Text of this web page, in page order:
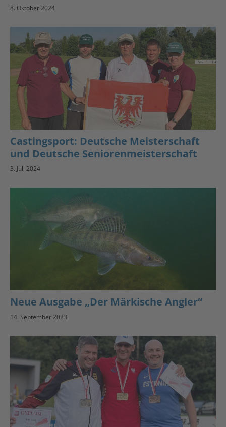
8. Oktober 2024
Castingsport: Deutsche Meisterschaft
und Deutsche Seniorenmeisterschaft
3. Juli 2024
Neue Ausgabe „Der Märkische Angler“
14. September 2023